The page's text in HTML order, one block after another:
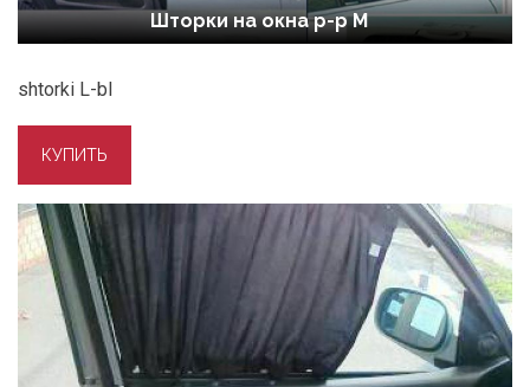
Шторки на окна р-р M
shtorki L-bl